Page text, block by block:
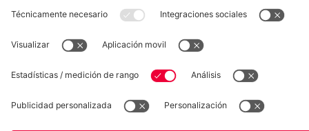
FC Bayern München AG
2026
Aviso legal Política de privacidad Condiciones de uso
Accesibilidad